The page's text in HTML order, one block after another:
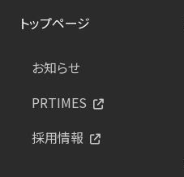
トップページ
お知らせ
PRTIMES
採用情報